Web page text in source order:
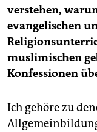
verstehen,
evangelischen
muslimischen
Konfessionen
Ich gehöre zu